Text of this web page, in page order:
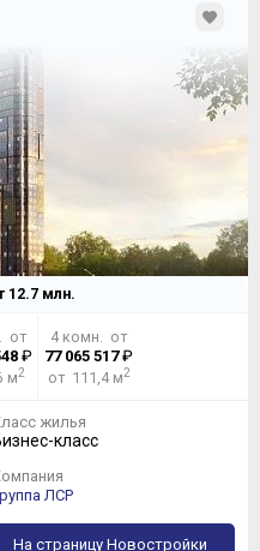
12.7млн.
от
₽
м2
4 комн. от
77 065 517₽
от 111,4 м2
жилья
класс
ЛСР
На страницу Новостройки